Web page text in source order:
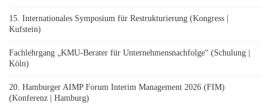
15. Internationales Symposium für Restrukturierung (Kongress |
Kufstein)
Fachlehrgang „KMU-Berater für Unternehmensnachfolge“ (Schulung |
Köln)
20. Hamburger AIMP Forum Interim Management 2026 (FIM)
(Konferenz | Hamburg)